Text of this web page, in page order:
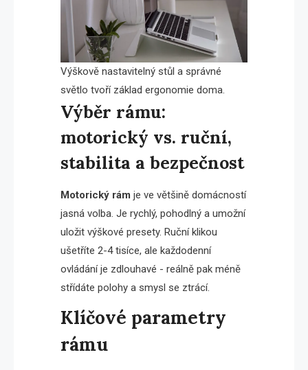
Výškově nastavitelný stůl a správné
světlo tvoří základ ergonomie doma.
Výběr rámu:
motorický vs. ruční,
stabilita a bezpečnost
Motorický rám je ve většině domácností
jasná volba. Je rychlý, pohodlný a umožní
uložit výškové presety. Ruční klikou
ušetříte 2-4 tisíce, ale každodenní
ovládání je zdlouhavé - reálně pak méně
střídáte polohy a smysl se ztrácí.
Klíčové parametry
rámu